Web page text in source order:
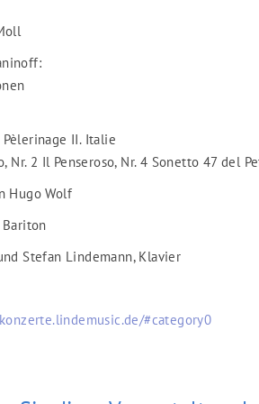
II. Italie
Nr. 2 Il Penseroso, Nr. 4 Sonetto 47 del
Hugo Wolf
Stefan Lindemann, Klavier
#category0